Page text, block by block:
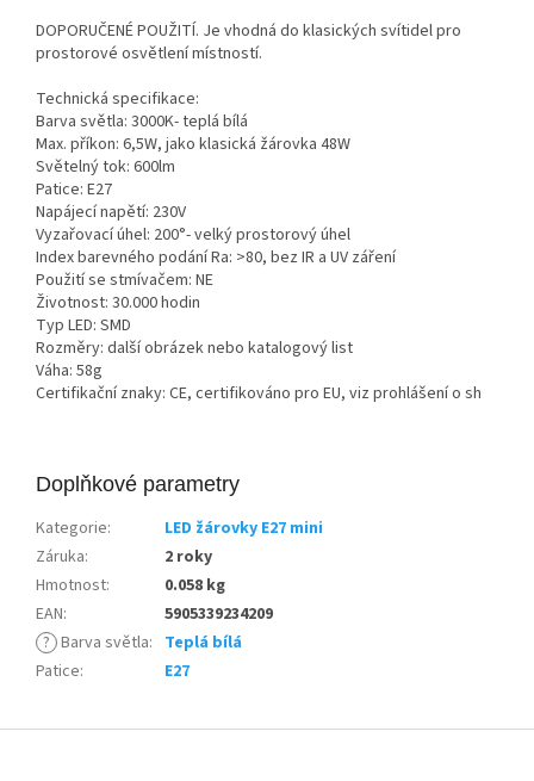
DOPORUČENÉ POUŽITÍ. Je vhodná do klasických svítidel pro
prostorové osvětlení místností.
Technická specifikace:
Barva světla: 3000K- teplá bílá
Max. příkon: 6,5W, jako klasická žárovka 48W
Světelný tok: 600lm
Patice: E27
Napájecí napětí: 230V
Vyzařovací úhel: 200°- velký prostorový úhel
Index barevného podání Ra: >80, bez IR a UV záření
Použití se stmívačem: NE
Životnost: 30.000 hodin
Typ LED: SMD
Rozměry: další obrázek nebo katalogový list
Váha: 58g
Certifikační znaky: CE, certifikováno pro EU, viz prohlášení o sh
Doplňkové parametry
Kategorie:
LED žárovky E27 mini
Záruka:
2 roky
Hmotnost:
0.058 kg
EAN:
5905339234209
? Barva světla: Teplá bílá
Patice: E27